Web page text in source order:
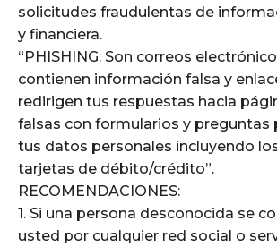
solicitudes fraudulentas de
y financiera.
“PHISHING: Son correos
contienen información falsa y
redirigen tus respuestas hacia
falsas con formularios y preguntas
tus datos personales incluyendo
tarjetas de débito/crédito”.
RECOMENDACIONES:
1. Si una persona desconocida se
usted por cualquier red social o